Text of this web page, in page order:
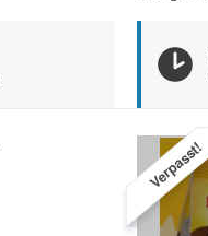
Verpasst!